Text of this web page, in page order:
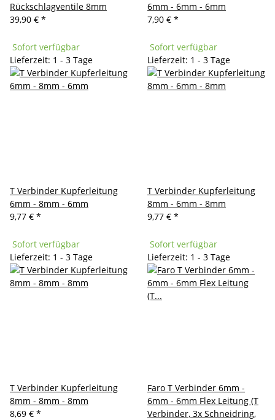
Rückschlagventile 8mm
39,90 € *
Sofort verfügbar
Lieferzeit: 1 - 3 Tage
6mm - 6mm - 6mm
7,90 € *
Sofort verfügbar
Lieferzeit: 1 - 3 Tage
T Verbinder Kupferleitung
6mm - 8mm - 6mm
9,77 € *
Sofort verfügbar
Lieferzeit: 1 - 3 Tage
T Verbinder Kupferleitung
8mm - 6mm - 8mm
9,77 € *
Sofort verfügbar
Lieferzeit: 1 - 3 Tage
T Verbinder Kupferleitung
8mm - 8mm - 8mm
8,69 € *
Faro T Verbinder 6mm -
6mm - 6mm Flex Leitung (T
Verbinder, 3x Schneidring,